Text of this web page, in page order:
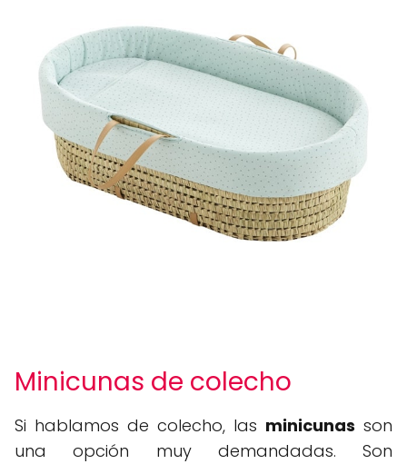
Minicunas de colecho
Si hablamos de colecho, las minicunas son
una opción muy demandadas. Son